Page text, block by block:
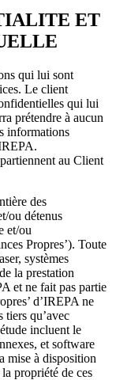
ET
qui lui sont
Le client
qui lui
prétendre à aucun
informations
au Client
des
ou détenus
et/ou
Propres’). Toute
systèmes
la prestation
et ne fait pas partie
d’IREPA ne
tiers qu’avec
incluent le
et software
mise à disposition
propriété de ces